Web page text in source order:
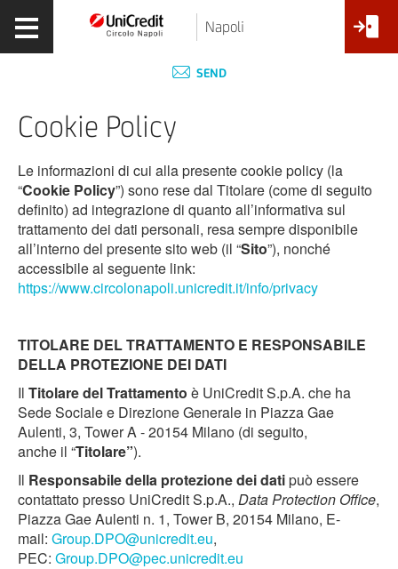
Napoli
SEND
Cookie Policy
Le informazioni di cui alla presente cookie policy (la
“Cookie Policy”) sono rese dal Titolare (come di seguito
definito) ad integrazione di quanto all’informativa sul
trattamento dei dati personali, resa sempre disponibile
all’interno del presente sito web (il “Sito”), nonché
accessibile al seguente link:
https://www.circolonapoli.unicredit.it/info/privacy
TITOLARE DEL TRATTAMENTO E RESPONSABILE
DELLA PROTEZIONE DEI DATI
Il Titolare del Trattamento è UniCredit S.p.A. che ha
Sede Sociale e Direzione Generale in Piazza Gae
Aulenti, 3, Tower A - 20154 Milano (di seguito,
anche il “Titolare”).
Il Responsabile della protezione dei datipuò essere
contattato presso UniCredit S.p.A., Data Protection Office,
Piazza Gae Aulenti n. 1, Tower B, 20154 Milano, E-
mail: Group.DPO@unicredit.eu,
PEC: Group.DPO@pec.unicredit.eu